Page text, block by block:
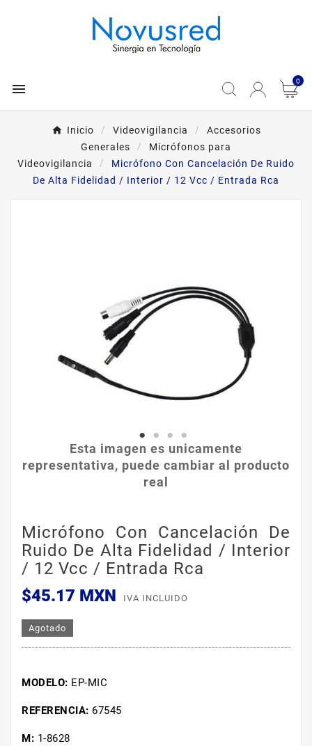
 0
Inicio Videovigilancia
Accesorios
Generales
Micrófonos para
Videovigilancia
Micrófono Con Cancelación De Ruido
De Alta Fidelidad / Interior / 12 Vcc / Entrada Rca
Esta imagen es unicamente
representativa, puede cambiar al producto
real
Micrófono Con Cancelación De
Ruido De Alta Fidelidad / Interior
/ 12 Vcc / Entrada Rca
$45.17 MXN
IVA INCLUIDO
Agotado
MODELO: EP-MIC
REFERENCIA: 67545
M: 1-8628